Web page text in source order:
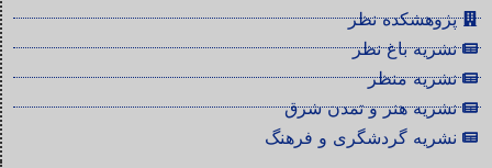
پژوهشکده نظر
نشریه باغ نظر
نشریه منظر
نشریه هنر و تمدن شرق
نشریه گردشگری و فرهنگ